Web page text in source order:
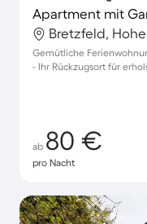
Apartment mit
Bretzfeld,
Gemütliche
- Ihr Rückzugsort für
ab 80 €
pro Nacht